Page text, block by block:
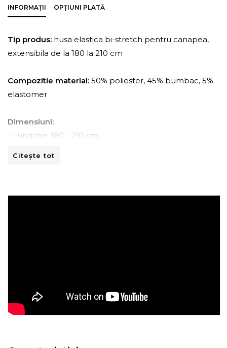
INFORMAȚII OPȚIUNI PLATĂ
Tip produs: husa elastica bi-stretch pentru canapea,
extensibila de la 180 la 210 cm
Compozitie material: 50% poliester, 45% bumbac, 5%
elastomer
Dimensiuni:
- Lungime: 180 - 210 cm
- Inaltime: 80 -110 cm
solare.
- Evitati contactul direct cu benzi de fixare automata
Citește tot